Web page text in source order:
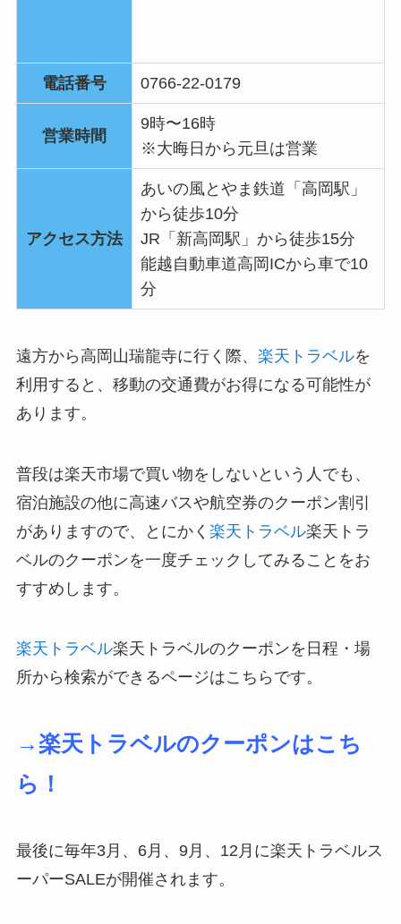
電話番号 0766-22-0179
営業時間
9時〜16時
※大晦日から元旦は営業
アクセス方法
あいの風とやま鉄道「高岡駅」
から徒歩10分
JR「新高岡駅」から徒歩15分
能越自動車道高岡ICから車で10
分
遠方から高岡山瑞龍寺に行く際、 楽天トラベルを
利用すると、移動の交通費がお得になる可能性が
あります。
普段は楽天市場で買い物をしないという人でも、
宿泊施設の他に高速バスや航空券のクーポン割引
がありますので、とにかく 楽天トラベル楽天トラ
ベルのクーポンを一度チェックしてみることをお
すすめします。
楽天トラベル楽天トラベルのクーポンを日程・場
所から検索ができるページはこちらです。
→楽天トラベルのクーポンはこち
ら！
最後に毎年3月、6月、9月、12月に楽天トラベルス
ーパーSALEが開催されます。